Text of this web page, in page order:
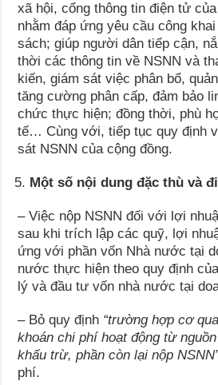
xã hội, cổng thông tin điện tử
nhằm đáp ứng yêu cầu công
sách; giúp người dân tiếp cận,
thời các thông tin về NSNN và
kiến, giám sát việc phân bổ,
tăng cường phân cấp, đảm bảo
chức thực hiện; đồng thời, phù
tế… Cùng với, tiếp tục quy định
sát NSNN của cộng đồng.
Một số nội dung đặc thù và
– Việc nộp NSNN đối với lợi
sau khi trích lập các quỹ, lợi
ứng với phần vốn Nhà nước tại
nước thực hiện theo quy định
lý và đầu tư vốn nhà nước tại
– Bỏ quy định “trường hợp cơ
khoán chi phí hoạt động từ
khấu trừ, phần còn lại nộp
phí.